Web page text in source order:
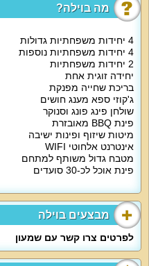
מה בוילה?
4 יחידות משפחתיות גדולות
4 יחידות משפחתיות נוספות
2 יחידות משפחתיות
יחידה זוגית אחת
בריכת שחייה מפנקת
ג'קוזי ספא מענג חושים
שולחן פינג פונג וסנוקר
פינת BBQ מאובזרת
מיטות שיזוף ופינות ישיבה
אינטרנט אלחוטי WIFI
מטבח גדול משותף למתחם
פינת אוכל לכ-30 סועדים
מבצעים בוילה
לפרטים צרו קשר עם שמעון